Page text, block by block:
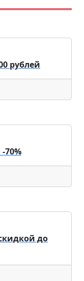
рублей
70%
до